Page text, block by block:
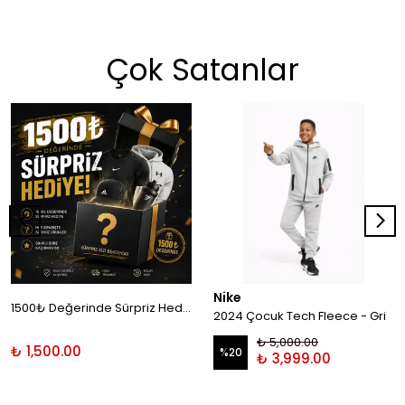
Çok Satanlar
1500₺ Değerinde Sürpriz Hediye!
₺ 1,500.00
Nike
2024 Çocuk Tech Fleece - Gri
%20
₺ 5,000.00
₺ 3,999.00